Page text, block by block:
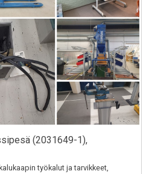
(2031649-1),
työkalut ja tarvikkeet,